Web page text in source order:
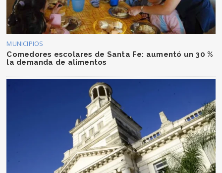
MUNICIPIOS
Comedores escolares de Santa Fe: aumentó un 30 %
la demanda de alimentos